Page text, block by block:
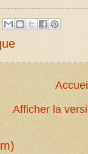
Afficher la